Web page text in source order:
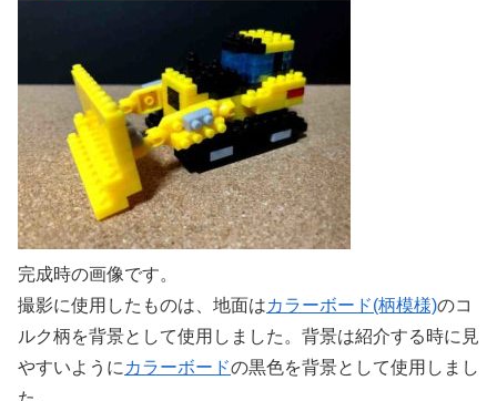
完成時の画像です。
撮影に使用したものは、地面はカラーボード(柄模様)のコ
ルク柄を背景として使用しました。背景は紹介する時に見
やすいように カラーボードの黒色を背景として使用しまし